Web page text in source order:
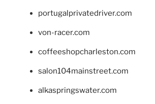
portugalprivatedriver.com
von-racer.com
coffeeshopcharleston.com
salon104mainstreet.com
alkaspringswater.com